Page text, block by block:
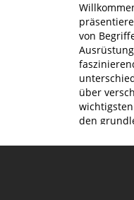
von
über
den
helfen,…